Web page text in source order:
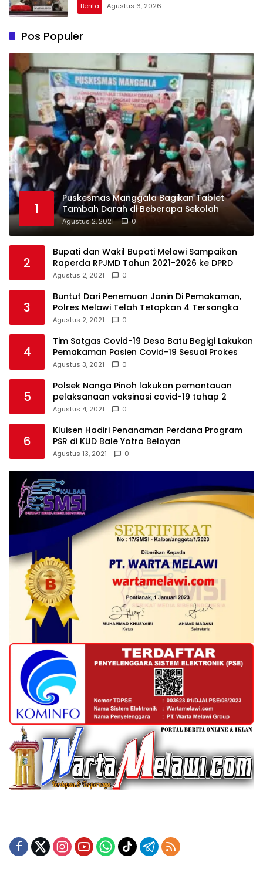
Berita Agustus 6, 2026
Pos Populer
1
Puskesmas Manggala Bagikan Tablet
Tambah Darah di Beberapa Sekolah
Agustus 2, 2021 0
2
Bupati dan Wakil Bupati Melawi Sampaikan
Raperda RPJMD Tahun 2021-2026 ke DPRD
Agustus 2, 2021 0
3
Buntut Dari Penemuan Janin Di Pemakaman,
Polres Melawi Telah Tetapkan 4 Tersangka
Agustus 2, 2021 0
4
Tim Satgas Covid-19 Desa Batu Begigi Lakukan
Pemakaman Pasien Covid-19 Sesuai Prokes
Agustus 3, 2021 0
5
Polsek Nanga Pinoh lakukan pemantauan
pelaksanaan vaksinasi covid-19 tahap 2
Agustus 4, 2021 0
6
Kluisen Hadiri Penanaman Perdana Program
PSR di KUD Bale Yotro Beloyan
Agustus 13, 2021 0